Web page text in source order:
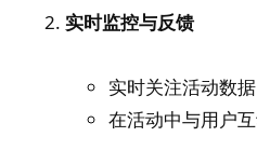
实时监控与反馈
实时关注活动数
在活动中与用户